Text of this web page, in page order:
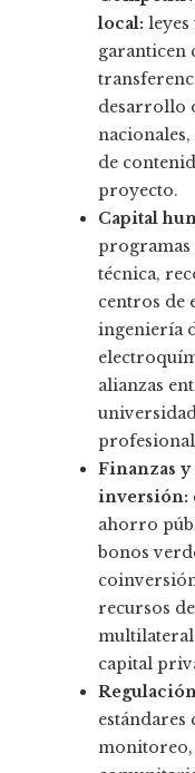
local:
garanticen
desarrollo
de
proyecto.
Capital
técnica,
centros de
ingeniería
alianzas
Finanzas
inversión:
ahorro
bonos
recursos
capital
estándares